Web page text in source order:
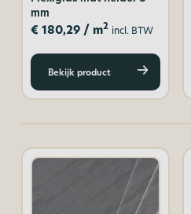
mm
€ 180,29/ m2 incl. BTW
Bekijk product